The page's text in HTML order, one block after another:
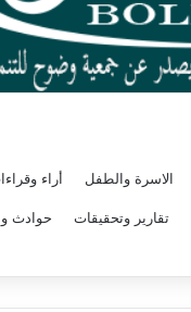
الاسرة والطفل أراء
تقارير وتحقيقات حوادث و